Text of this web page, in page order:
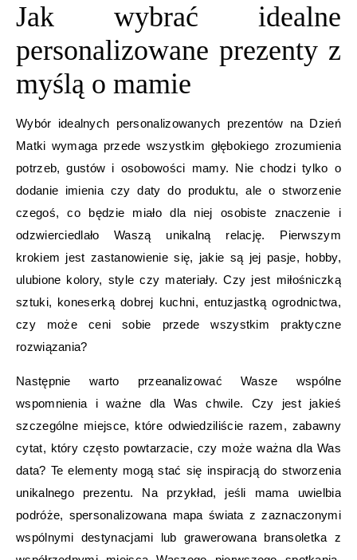
Jak wybrać idealne
personalizowane prezenty z
myślą o mamie
Wybór idealnych personalizowanych prezentów na Dzień
Matki wymaga przede wszystkim głębokiego zrozumienia
potrzeb, gustów i osobowości mamy. Nie chodzi tylko o
dodanie imienia czy daty do produktu, ale o stworzenie
czegoś, co będzie miało dla niej osobiste znaczenie i
odzwierciedlało Waszą unikalną relację. Pierwszym
krokiem jest zastanowienie się, jakie są jej pasje, hobby,
ulubione kolory, style czy materiały. Czy jest miłośniczką
sztuki, koneserką dobrej kuchni, entuzjastką ogrodnictwa,
czy może ceni sobie przede wszystkim praktyczne
rozwiązania?
Następnie warto przeanalizować Wasze wspólne
wspomnienia i ważne dla Was chwile. Czy jest jakieś
szczególne miejsce, które odwiedziliście razem, zabawny
cytat, który często powtarzacie, czy może ważna dla Was
data? Te elementy mogą stać się inspiracją do stworzenia
unikalnego prezentu. Na przykład, jeśli mama uwielbia
podróże, spersonalizowana mapa świata z zaznaczonymi
wspólnymi destynacjami lub grawerowana bransoletka z